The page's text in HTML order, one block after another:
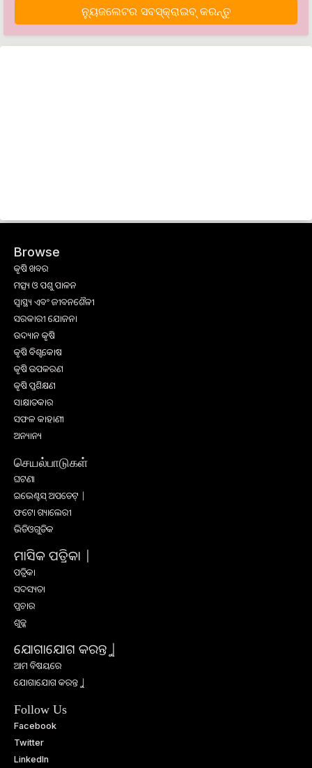
ନ୍ୟୁଜଲେଟର ସବସ୍କ୍ରାଇବ୍‌ କରନ୍ତୁ
Browse
କୃଷି ଖବର
ମତ୍ସ୍ୟ ଓ ପଶୁ ପାଳନ
ସ୍ୱାସ୍ଥ୍ୟ ଏବଂ ଜୀବନଶୈଳୀ
ସରକାରୀ ଯୋଜନା
ଉଦ୍ୟାନ କୃଷି
କୃଷି ବିଶ୍ବକୋଷ
କୃଷି ଉପକରଣ
କୃଷି ପ୍ରଶିକ୍ଷଣ
ସାକ୍ଷାତକାର
ସଫଳ କାହାଣୀ
ଅନ୍ୟାନ୍ୟ
செயல்பாடுகள்
ଘଟଣା
ଇଭେଣ୍ଟସ୍ ଅପଡେଟ୍ |
ଫଟୋ ଗ୍ୟାଲେରୀ
ଭିଡିଓଗୁଡିକ
ମାସିକ ପତ୍ରିକା |
ପତ୍ରିକା
ସଦସ୍ୟତା
ପ୍ରଚାର
ଶୁଳ୍କ
ଯୋଗାଯୋଗ କରନ୍ତୁ |
ଆମ ବିଷୟରେ
ଯୋଗାଯୋଗ କରନ୍ତୁ |
Follow Us
Facebook
Twitter
LinkedIn